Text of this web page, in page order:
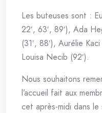
Les buteuses sont :
22′, 63′, 89′), Ada
(31′, 88′), Aurélie
Louisa Necib (92′).
Nous souhaitons
l’accueil fait aux
cet après-midi dans